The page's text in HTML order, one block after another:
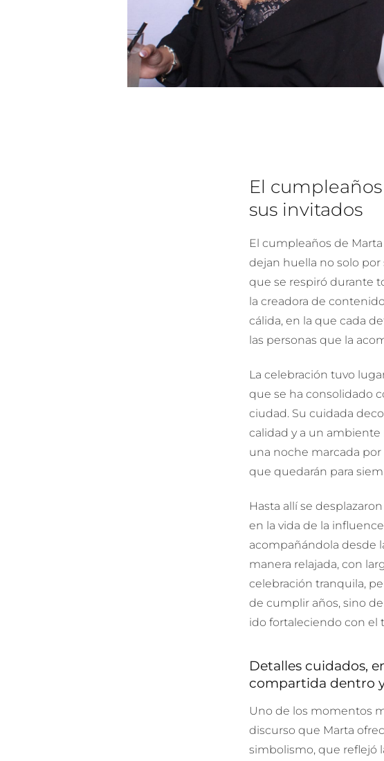
El
sus invitados
El cumpleaños de
dejan huella no solo
que se respiró durante
la creadora de
cálida, en la que cada
las personas que la
La celebración tuvo
que se ha consolidado
ciudad. Su cuidada
calidad y a un
una noche marcada por
que quedarán para
Hasta allí se
en la vida de la
acompañándola desde
manera relajada, con
celebración tranquila,
de cumplir años, sino
ido fortaleciendo con el
Detalles cuidados,
compartida dentro
Uno de los momentos
discurso que Marta
simbolismo, que reflejó